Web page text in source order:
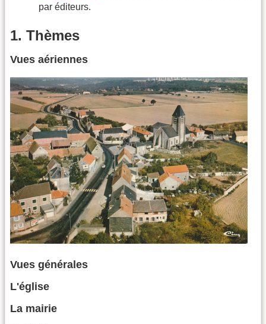
par éditeurs.
1. Thèmes
Vues aériennes
Vues générales
L'église
La mairie